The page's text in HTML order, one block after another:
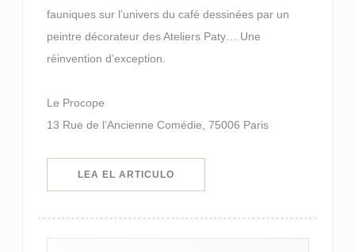
fauniques sur l’univers du café dessinées par un
peintre décorateur des Ateliers Paty… Une
réinvention d’exception.
Le Procope
13 Rue de l’Ancienne Comédie, 75006 Paris
LEA EL ARTICULO((ABRE EN UNA NUEVA